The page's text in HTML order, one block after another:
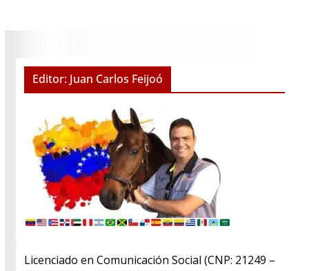
Editor: Juan Carlos Feijoó
Licenciado en Comunicación Social (CNP: 21249 –